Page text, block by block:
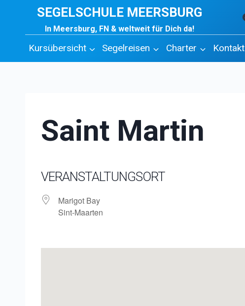
springen
SEGELSCHULE MEERSBURG
In Meersburg, FN & weltweit für Dich da!
Kursübersicht Segelreisen Charter
Saint Martin
VERANSTALTUNGSORT
Marigot Bay
Sint-Maarten